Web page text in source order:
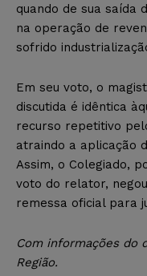
quando de sua saída
na operação de
sofrido
Em seu voto, o
discutida é idêntica
recurso repetitivo
atraindo a aplicação
Assim, o Colegiado,
voto do relator,
remessa oficial para
Com informações do
Região.